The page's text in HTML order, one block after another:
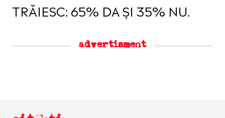
TRĂIESC: 65% DA ȘI 35% NU.
advertisment